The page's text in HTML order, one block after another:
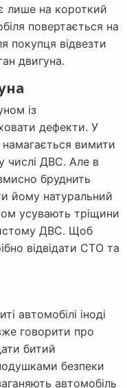
лише на короткий
повертається на
покупця відвезти
двигуна.
із
дефекти. У
вимити
числі ДВС. Але в
бруднить
йому натуральний
усувають тріщини
ДВС. Щоб
відвідати СТО та
автомобілі іноді
говорити про
битий
безпеки
автомобіль